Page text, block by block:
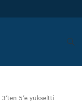
3’ten 5’e yükseltti